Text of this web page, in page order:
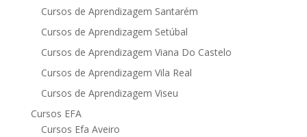
Cursos de Aprendizagem Santarém
Cursos de Aprendizagem Setúbal
Cursos de Aprendizagem Viana Do Castelo
Cursos de Aprendizagem Vila Real
Cursos de Aprendizagem Viseu
Cursos EFA
Cursos Efa Aveiro